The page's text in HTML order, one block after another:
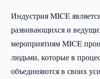
Индустрия MICE
развивающихся и
мероприятиям MICE
людьми, которые в
объединяются в своих